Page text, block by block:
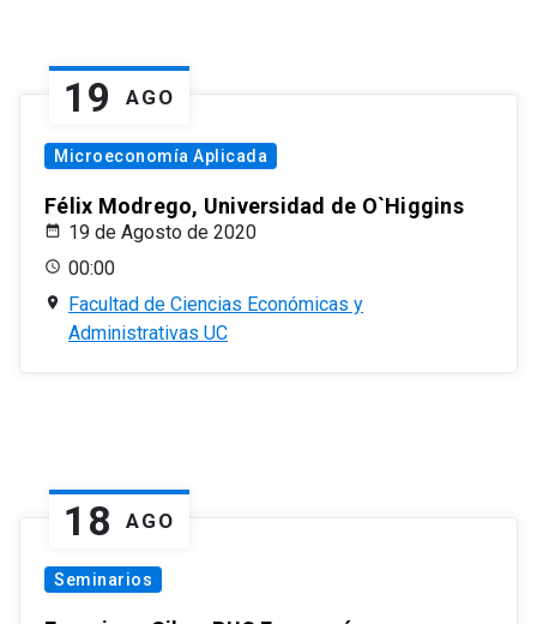
19 AGO
Microeconomía Aplicada
Félix Modrego, Universidad de O`Higgins
19 de Agosto de 2020
00:00
Facultad de Ciencias Económicas y
Administrativas UC
18 AGO
Seminarios